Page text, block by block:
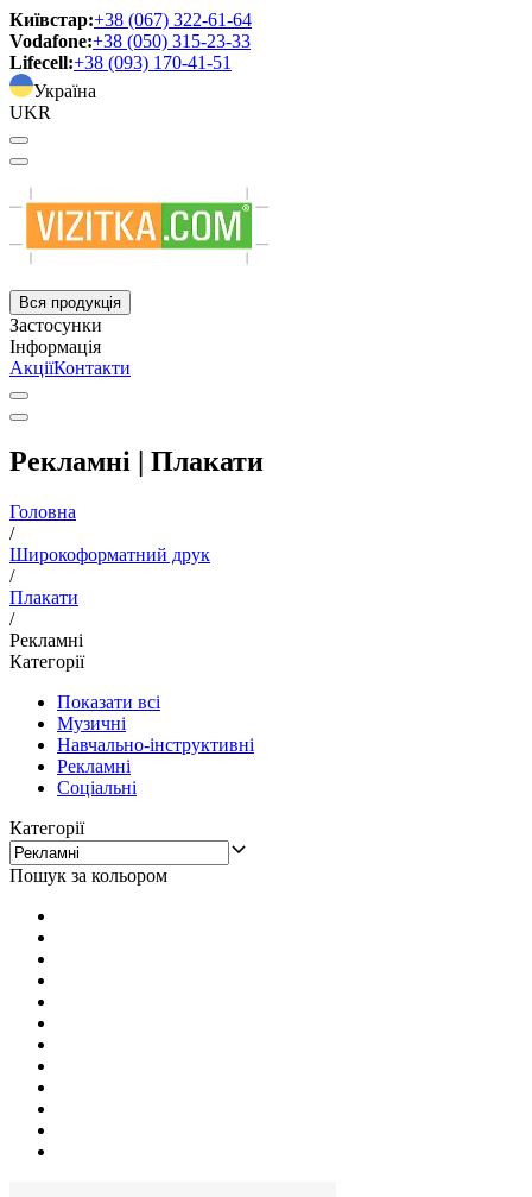
Київстар:+38 (067) 322-61-64
Vodafone:+38 (050) 315-23-33
Lifecell:+38 (093) 170-41-51
Україна
UKR
Вся продукція
Застосунки
Інформація
АкціїКонтакти
Рекламні | Плакати
Головна
/
Широкоформатний друк
/
Плакати
/
Рекламні
Категорії
Показати всі
Музичні
Навчально-інструктивні
Рекламні
Соціальні
Категорії
Пошук за кольором